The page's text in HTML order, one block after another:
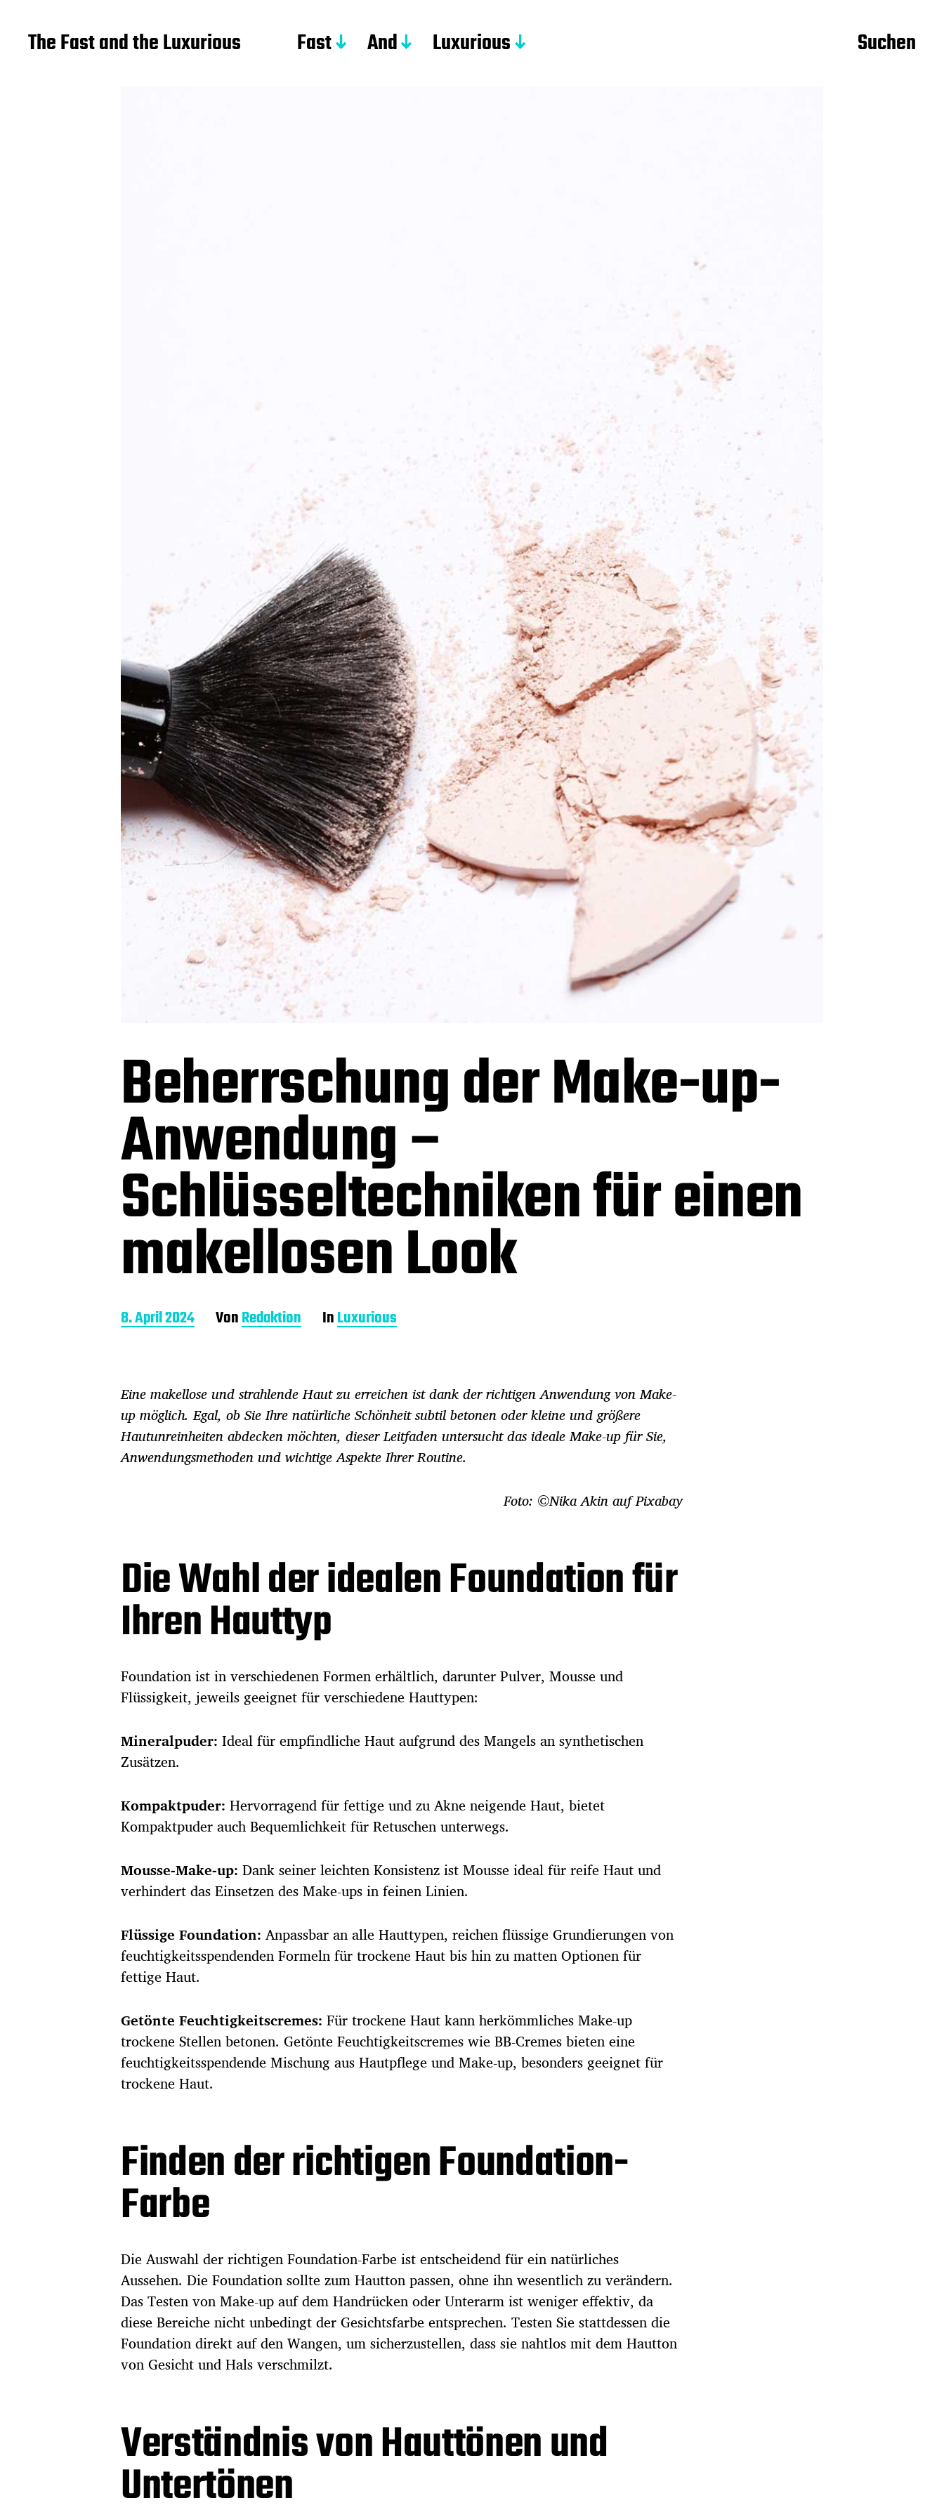
The Fast and the Luxurious Fast And Luxurious Suchen
Beherrschung der Make-up-
Anwendung –
Schlüsseltechniken für einen
makellosen Look
B
e
a
g
s
d
a
8. April 2024 VonRedaktion InLuxurious
Eine makellose und strahlende Haut zu erreichen ist dank der richtigen Anwendung von Make-
up möglich. Egal, ob Sie Ihre natürliche Schönheit subtil betonen oder kleine und größere
Hautunreinheiten abdecken möchten, dieser Leitfaden untersucht das ideale Make-up für Sie,
Anwendungsmethoden und wichtige Aspekte Ihrer Routine.
Foto: ©Nika Akin auf Pixabay
Die Wahl der idealen Foundation für
Ihren Hauttyp
Foundation ist in verschiedenen Formen erhältlich, darunter Pulver, Mousse und
Flüssigkeit, jeweils geeignet für verschiedene Hauttypen:
Mineralpuder: Ideal für empfindliche Haut aufgrund des Mangels an synthetischen
Zusätzen.
Kompaktpuder: Hervorragend für fettige und zu Akne neigende Haut, bietet
Kompaktpuder auch Bequemlichkeit für Retuschen unterwegs.
Mousse-Make-up: Dank seiner leichten Konsistenz ist Mousse ideal für reife Haut und
verhindert das Einsetzen des Make-ups in feinen Linien.
Flüssige Foundation: Anpassbar an alle Hauttypen, reichen flüssige Grundierungen von
feuchtigkeitsspendenden Formeln für trockene Haut bis hin zu matten Optionen für
fettige Haut.
Getönte Feuchtigkeitscremes: Für trockene Haut kann herkömmliches Make-up
trockene Stellen betonen. Getönte Feuchtigkeitscremes wie BB-Cremes bieten eine
feuchtigkeitsspendende Mischung aus Hautpflege und Make-up, besonders geeignet für
trockene Haut.
Finden der richtigen Foundation-
Farbe
Die Auswahl der richtigen Foundation-Farbe ist entscheidend für ein natürliches
Aussehen. Die Foundation sollte zum Hautton passen, ohne ihn wesentlich zu verändern.
Das Testen von Make-up auf dem Handrücken oder Unterarm ist weniger effektiv, da
diese Bereiche nicht unbedingt der Gesichtsfarbe entsprechen. Testen Sie stattdessen die
Foundation direkt auf den Wangen, um sicherzustellen, dass sie nahtlos mit dem Hautton
von Gesicht und Hals verschmilzt.
Verständnis von Hauttönen und
Untertönen